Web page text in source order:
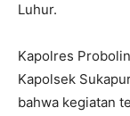
Luhur.
Kapolres
Kapolsek
bahwa kegiatan